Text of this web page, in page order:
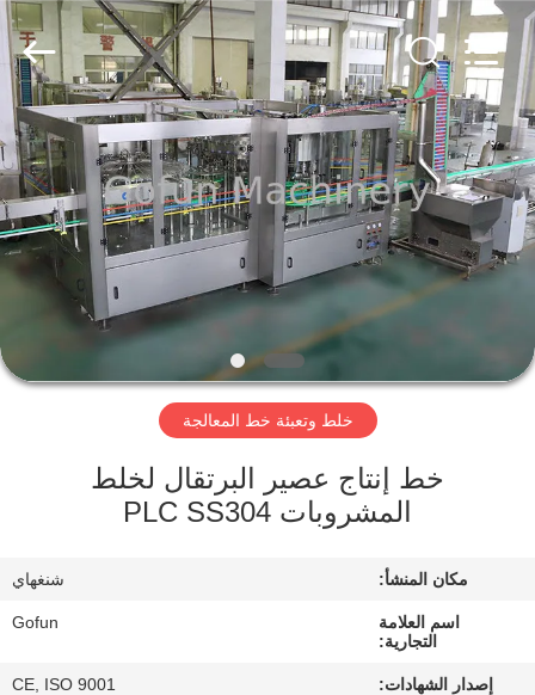
مسكن
منتجات
أشرطة
عرض
الافتراضي
جولة
Shanghai
Gofun
Machinery
Co.,
Ltd..
All
Rights
Reserved.
خلط وتعبئة خط المعالجة
خط إنتاج عصير البرتقال لخلط
المشروبات PLC SS304
مكان المنشأ: شنغهاي
اسم العلامة
التجارية:
Gofun
إصدار الشهادات: CE, ISO 9001